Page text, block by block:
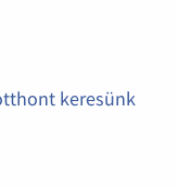
keresünk